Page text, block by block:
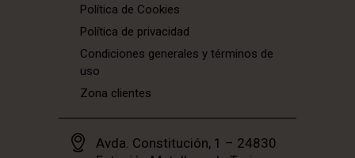
Política de Cookies
Política de privacidad
Condiciones generales y términos de
uso
Zona clientes
Avda. Constitución, 1 – 24830